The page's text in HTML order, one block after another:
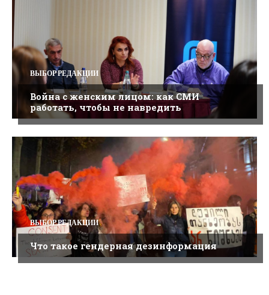
ВЫБОР РЕДАКЦИИ
Война с женским лицом: как СМИ
работать, чтобы не навредить
ВЫБОР РЕДАКЦИИ
Что такое гендерная дезинформация